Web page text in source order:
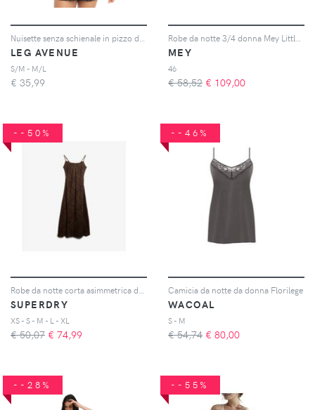
LEG AVENUE
S/M - M/L
€ 35,99
MEY
46
€ 58,52 € 109,00
--50%
SUPERDRY
XS - S - M - L - XL
€ 50,07 € 74,99
--46%
Camicia da notte da donna Florilege
WACOAL
S - M
€ 54,74 € 80,00
--28% --55%